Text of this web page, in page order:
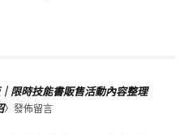
限時技能書販售活動內容整理
〉發佈留言